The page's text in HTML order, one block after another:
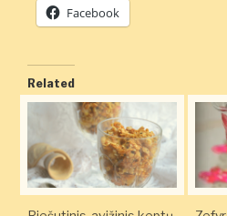
Facebook
Related